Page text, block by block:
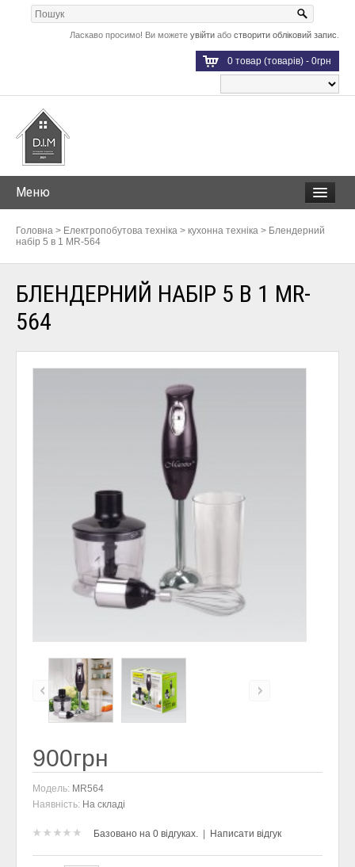
Ласкаво просимо! Ви можете увійти або створити обліковий запис
0 товар (товарів) - 0грн
Меню
Головна > Електропобутова техніка > кухонна техніка > Блендерний
набір 5 в 1 MR-564
БЛЕНДЕРНИЙ НАБІР 5 В 1 MR-
564
900грн
Модель: MR564
Наявність: На складі
Базовано на 0 відгуках. Написати відгук